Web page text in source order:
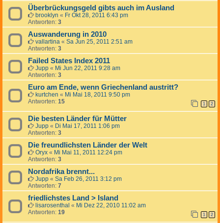
Überbrückungsgeld gibts auch im Ausland
brooklyn « Fr Okt 28, 2011 6:43 pm
Antworten: 3
Auswanderung in 2010
vallartina « Sa Jun 25, 2011 2:51 am
Antworten: 3
Failed States Index 2011
Jupp « Mi Jun 22, 2011 9:28 am
Antworten: 3
Euro am Ende, wenn Griechenland austritt?
kurtchen « Mi Mai 18, 2011 9:50 pm
Antworten: 15 1 2
Die besten Länder für Mütter
Jupp « Di Mai 17, 2011 1:06 pm
Antworten: 3
Die freundlichsten Länder der Welt
Oryx « Mi Mai 11, 2011 12:24 pm
Antworten: 3
Nordafrika brennt...
Jupp « Sa Feb 26, 2011 3:12 pm
Antworten: 7
friedlichstes Land > Island
lisarosenthal « Mi Dez 22, 2010 11:02 am
Antworten: 19 1 2